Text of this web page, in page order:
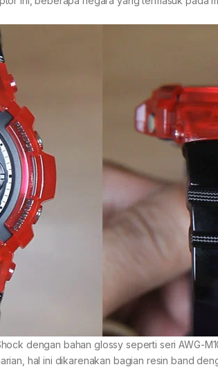
dengan bahan glossy seperti seri AWG-
hal ini dikarenakan bagian resin band